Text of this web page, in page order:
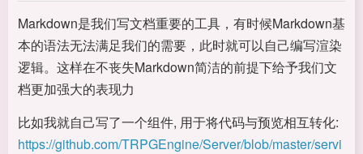
Markdown是我们写文档重要的工具，有时候Markdown基
本的语法无法满足我们的需要，此时就可以自己编写渲染
逻辑。这样在不丧失Markdown简洁的前提下给予我们文
档更加强大的表现力
比如我就自己写了一个组件, 用于将代码与预览相互转化:
https://github.com/TRPGEngine/Server/blob/master/servi